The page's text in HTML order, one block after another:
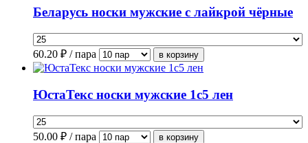
Беларусь носки мужские с лайкрой чёрные
60.20 ₽ / пара
ЮстаТекс носки мужские 1с5 лен
50.00 ₽ / пара